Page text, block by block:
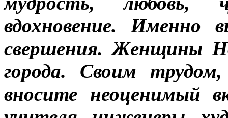
вдохновение. Именно
свершения. Женщины
города. Своим
вносите неоценимый